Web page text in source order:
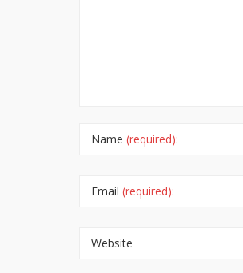
Name (required):
Email (required):
Website